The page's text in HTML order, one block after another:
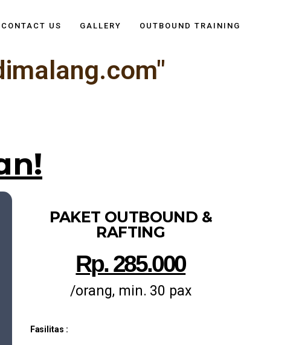
CONTACT US GALLERY OUTBOUND TRAINING
PAKET OUTBOUND &
RAFTING
Rp. 285.000
/orang, min. 30 pax
Fasilitas :